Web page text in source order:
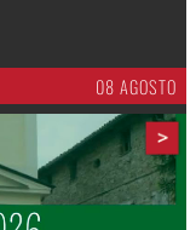
06 AGOSTO
>